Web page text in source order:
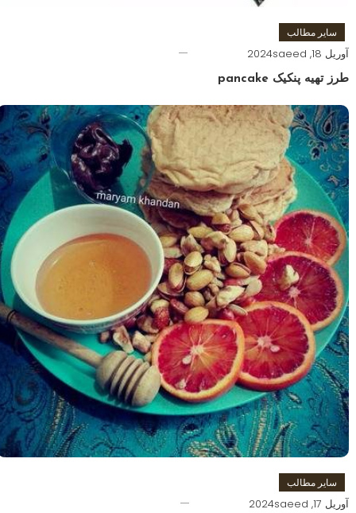
سایر مطالب
آوریل 18, 2024 saeed
طرز تهیه پنکیک pancake
سایر مطالب
آوریل 17, 2024 saeed